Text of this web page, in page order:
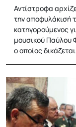
Αντίστροφα
την αποφυλάκισή
κατηγορούμενος
μουσικού Παύλου
ο οποίος